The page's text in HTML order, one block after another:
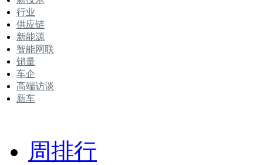
行业
供应链
新能源
智能网联
销量
车企
高端访谈
新车
周排行